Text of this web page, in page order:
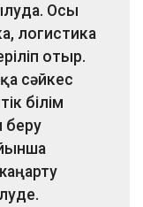
Осы
логистика
отыр.
сәйкес
білім
беру